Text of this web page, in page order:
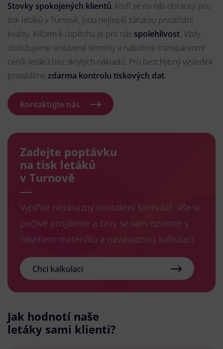
Stovky spokojených klientů, kteří se na nás obracejí pro
tisk letáků v Turnově, jsou nejlepší zárukou prvotřídní
kvality. Klíčem k úspěchu je pro nás spolehlivost. Vždy
dodržujeme smluvené termíny a nabízíme transparentní
ceník letáků bez skrytých nákladů. Pro bezchybný výsledek
provádíme zdarma kontrolu tiskových dat.
Kontaktujte nás
Zadejte poptávku
na tisk letáků
v Turnově
Vyplňte nezávazný kontaktní formulář. Vše si
pečlivě projdeme a brzy se vám ozveme s
návrhem materiálu a nezávaznou kalkulací.
Chci kalkulaci
Jak hodnotí naše
letáky sami klienti?